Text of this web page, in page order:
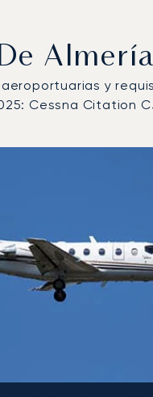
Almería
y
Cessna Citation